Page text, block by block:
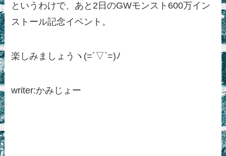
というわけで、あと2日のGWモンスト600万イン
ストール記念イベント。
楽しみましょうヽ(=´▽`=)ﾉ
writer:かみじょー